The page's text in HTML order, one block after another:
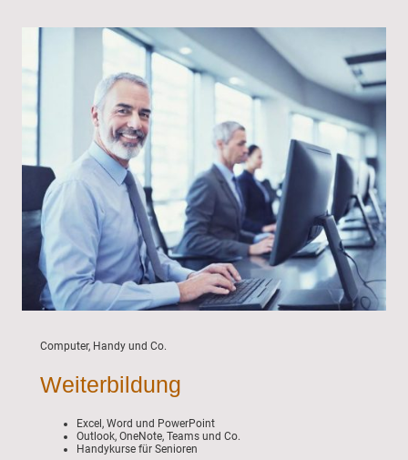
Computer, Handy und Co.
Weiterbildung
Excel, Word und PowerPoint
Outlook, OneNote, Teams und Co.
Handykurse für Senioren